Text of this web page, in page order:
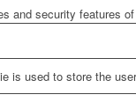
and security features
is used to store the